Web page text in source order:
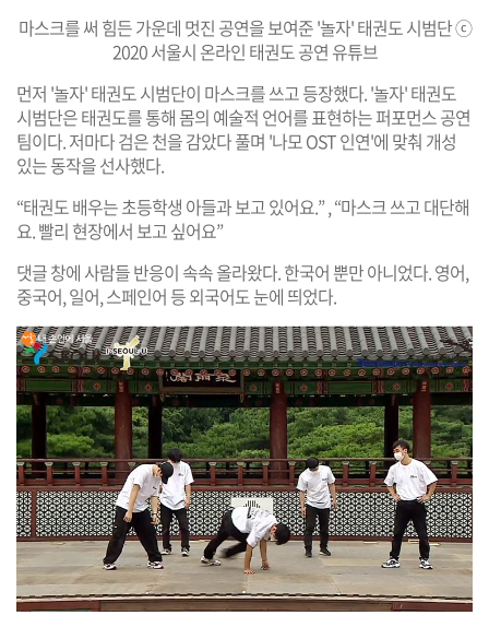
마스크를 써 힘든 가운데 멋진 공연을 보여준 '놀자' 태권도 시범단 ⓒ
2020 서울시 온라인 태권도 공연 유튜브
먼저 '놀자' 태권도 시범단이 마스크를 쓰고 등장했다. '놀자' 태권도
시범단은 태권도를 통해 몸의 예술적 언어를 표현하는 퍼포먼스 공연
팀이다. 저마다 검은 천을 감았다 풀며 '나모 OST 인연'에 맞춰 개성
있는 동작을 선사했다.
“태권도 배우는 초등학생 아들과 보고 있어요.” , “마스크 쓰고 대단해
요. 빨리 현장에서 보고 싶어요”
댓글 창에 사람들 반응이 속속 올라왔다. 한국어 뿐만 아니었다. 영어,
중국어, 일어, 스페인어 등 외국어도 눈에 띄었다.